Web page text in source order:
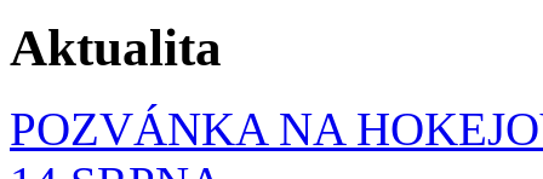
Aktualita
POZVÁNKA NA